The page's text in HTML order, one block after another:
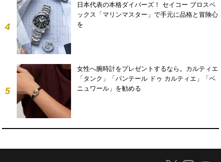
4
日本代表の本格ダイバーズ！ セイコー プロスペ
ックス「マリンマスター」で手元に品格と冒険心
を
5
女性へ腕時計をプレゼントするなら。カルティエ
「タンク」「パンテール ドゥ カルティエ」「ベ
ニュワール」を勧める